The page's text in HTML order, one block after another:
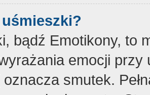
bądź Emotikony, to
emocji
smutek.